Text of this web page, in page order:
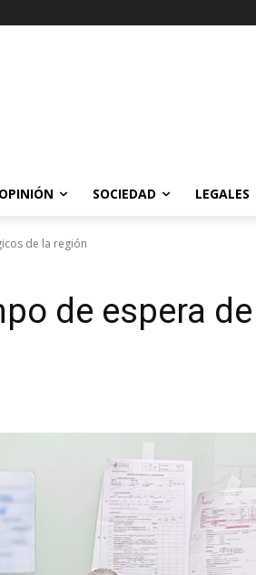
OPINIÓN SOCIEDAD LEGALES
de la región
de espera